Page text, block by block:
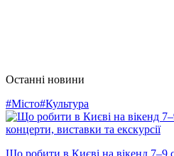
Останні новини
#Місто#Культура